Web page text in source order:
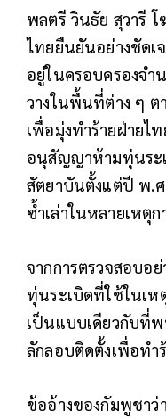
พลตรี วินธัย สุวารี
ไทยยืนยันอย่างชัดเ
อยู่ในครอบครองจำ
วางในพื้นที่ต่าง ๆ
เพื่อมุ่งทำร้ายฝ่ายไ
อนุสัญญาห้ามทุ่นระ
สัตยาบันตั้งแต่ปี พ.
ซ้ำเล่าในหลายเหตุ
จากการตรวจสอบอ
ทุ่นระเบิดที่ใช้ในเ
เป็นแบบเดียวกับที่
ลักลอบติดตั้งเพื่อทำ
ข้ออ้างของกัมพูชาว่